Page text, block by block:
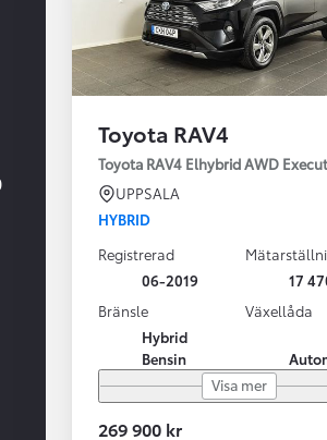
Toyota RAV4
Toyota RAV4 Elhybrid AWD
UPPSALA
HYBRID
Registrerad
06-2019
17
Bränsle
Hybrid
Bensin
Växellåda
Visa mer
269 900 kr